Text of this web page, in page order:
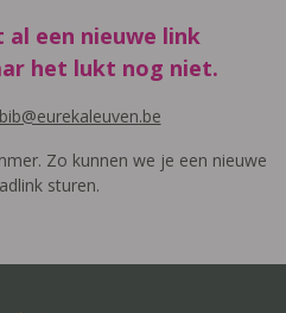
al een nieuwe link
het lukt nog niet.
Zo kunnen we je een nieuwe
sturen.